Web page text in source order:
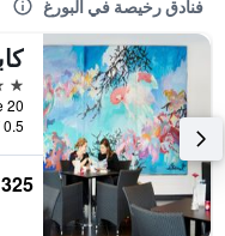
فنادق رخيصة في ألبورغ
2 نجمتين
0.5 كيلومتر عن وسط المدينة
325 ﷼